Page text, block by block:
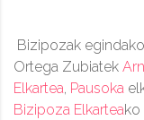
Bizipozak
Ortega Zubiatek
Elkartea Pausoka
Bizipoza Elkarteako